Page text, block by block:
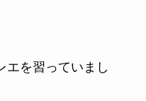
エを習っていまし